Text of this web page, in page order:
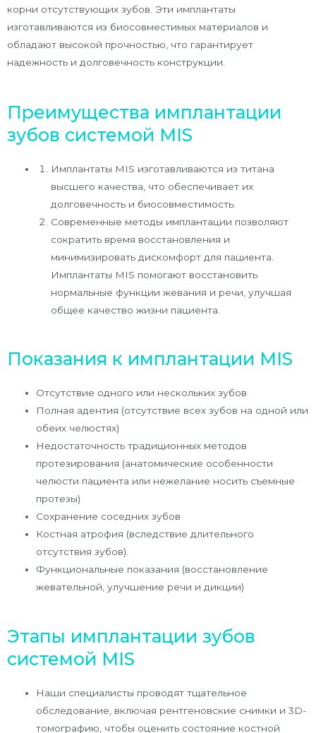
корни отсутствующих зубов. Эти имплантаты
изготавливаются из биосовместимых материалов и
обладают высокой прочностью, что гарантирует
надежность и долговечность конструкции.
Преимущества имплантации
зубов системой MIS
Имплантаты MIS изготавливаются из титана
высшего качества, что обеспечивает их
долговечность и биосовместимость.
Современные методы имплантации позволяют
сократить время восстановления и
минимизировать дискомфорт для пациента.
Имплантаты MIS помогают восстановить
нормальные функции жевания и речи, улучшая
общее качество жизни пациента.
Показания к имплантации MIS
Отсутствие одного или нескольких зубов
Полная адентия (отсутствие всех зубов на одной или
обеих челюстях)
Недостаточность традиционных методов
протезирования (анатомические особенности
челюсти пациента или нежелание носить съемные
протезы)
Сохранение соседних зубов
Костная атрофия (вследствие длительного
отсутствия зубов).
Функциональные показания (восстановление
жевательной, улучшение речи и дикции)
Этапы имплантации зубов
системой MIS
Наши специалисты проводят тщательное
обследование, включая рентгеновские снимки и 3D-
томографию, чтобы оценить состояние костной